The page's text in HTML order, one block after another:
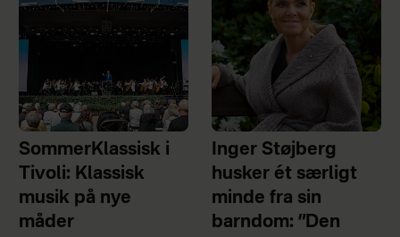
SommerKlassisk i
Tivoli: Klassisk
musik på nye
måder
Inger Støjberg
husker ét særligt
minde fra sin
barndom: ”Den